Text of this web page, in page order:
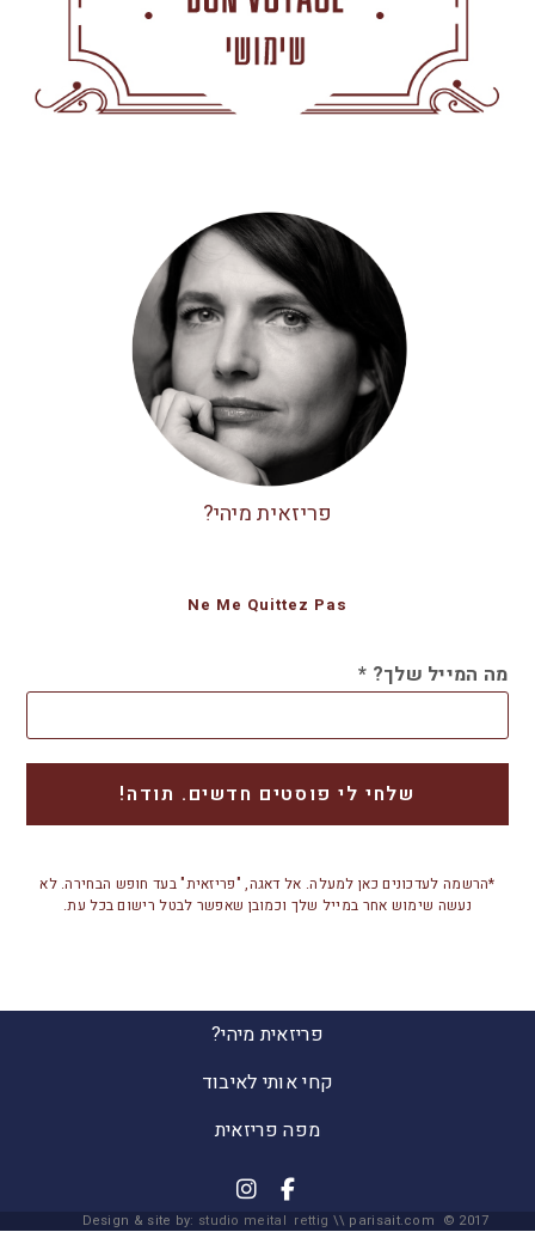
פריזאית מיהי?
Ne Me Quittez Pas
מה המייל שלך? *
*הרשמה לעדכונים כאן למעלה. אל דאגה, "פריזאית" בעד חופש הבחירה. לא
נעשה שימוש אחר במייל שלך וכמובן שאפשר לבטל רישום בכל עת.
פריזאית מיהי?
קחי אותי לאיבוד
מפה פריזאית
Design & site by: studio meital rettig \\ parisait.com © 2017